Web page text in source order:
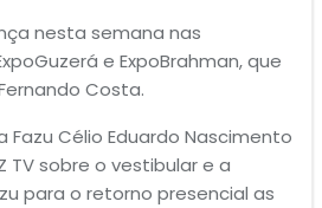
nesta semana nas
e ExpoBrahman, que
Costa.
Célio Eduardo Nascimento
TV sobre o vestibular e a
para o retorno presencial as